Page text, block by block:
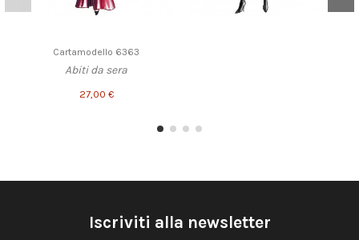
Cartamodello 6363
Abiti da sera
27,00 €
Iscriviti alla newsletter